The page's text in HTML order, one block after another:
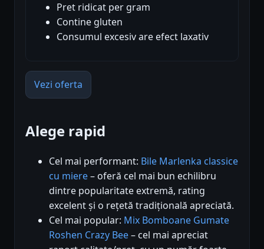
Pret ridicat per gram
Contine gluten
Consumul excesiv are efect laxativ
Vezi oferta
Alege rapid
Cel mai performant: Bile Marlenka classice
cu miere– oferă cel mai bun echilibru
dintre popularitate extremă, rating
excelent și o rețetă tradițională apreciată.
Cel mai popular: Mix Bomboane Gumate
Roshen Crazy Bee– cel mai apreciat